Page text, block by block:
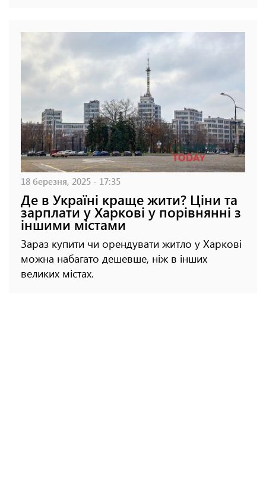
18 березня, 2025 - 17:35
Де в Україні краще жити? Ціни та
зарплати у Харкові у порівнянні з
іншими містами
Зараз купити чи орендувати житло у Харкові
можна набагато дешевше, ніж в інших
великих містах.